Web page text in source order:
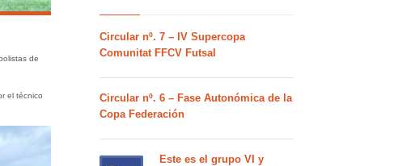
de
el técnico
Circular nº. 7 – IV Supercopa
Comunitat FFCV Futsal
Circular nº. 6 – Fase Autonómica de la
Copa Federación
Este es el grupo VI y